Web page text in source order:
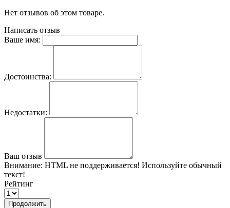
Нет отзывов об этом товаре.
Написать отзыв
Ваше имя:
Достоинства:
Недостатки:
Ваш отзыв
Внимание: HTML не поддерживается! Используйте обычный
текст!
Рейтинг
Продолжить